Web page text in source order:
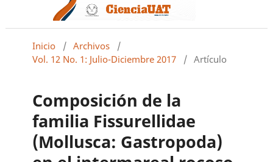
Inicio / Archivos
/
Vol. 12 No. 1: Julio-Diciembre 2017
/ Artículo
Composición de la
familia Fissurellidae
(Mollusca: Gastropoda)